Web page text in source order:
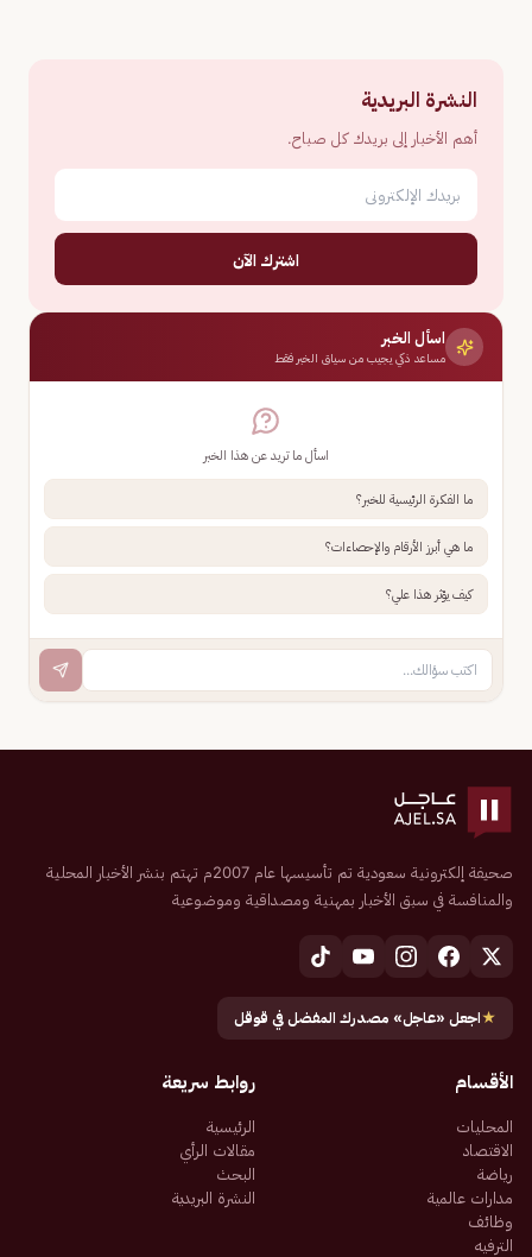
النشرة البريدية
أهم الأخبار إلى بريدك كل صباح.
اشترك الآن
اسأل الخبر
مساعد ذكي يجيب من سياق الخبر فقط
اسأل ما تريد عن هذا الخبر
ما الفكرة الرئيسية للخبر؟
ما هي أبرز الأرقام والإحصاءات؟
كيف يؤثر هذا علي؟
صحيفة إلكترونية سعودية تم تأسيسها عام 2007م تهتم بنشر الأخبار المحلية
والمنافسة في سبق الأخبار بمهنية ومصداقية وموضوعية
★اجعل «عاجل» مصدرك المفضل في قوقل
الأقسام
المحليات
الاقتصاد
رياضة
مدارات عالمية
وظائف
الترفيه
روابط سريعة
الرئيسية
مقالات الرأي
البحث
النشرة البريدية